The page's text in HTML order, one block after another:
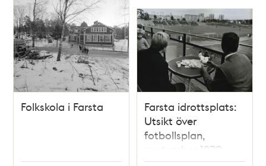
Folkskola i Farsta
Farsta idrottsplats:
Utsikt över
fotbollsplan,
september 1970